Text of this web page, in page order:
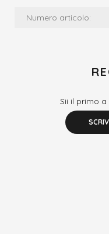
Numero articolo:
Sii il primo a